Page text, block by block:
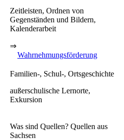
Zeitleisten, Ordnen von
Gegenständen und Bildern,
Kalenderarbeit
⇒
Wahrnehmungsförderung
Familien-, Schul-, Ortsgeschichte
außerschulische Lernorte,
Exkursion
Was sind Quellen? Quellen aus
Sachsen